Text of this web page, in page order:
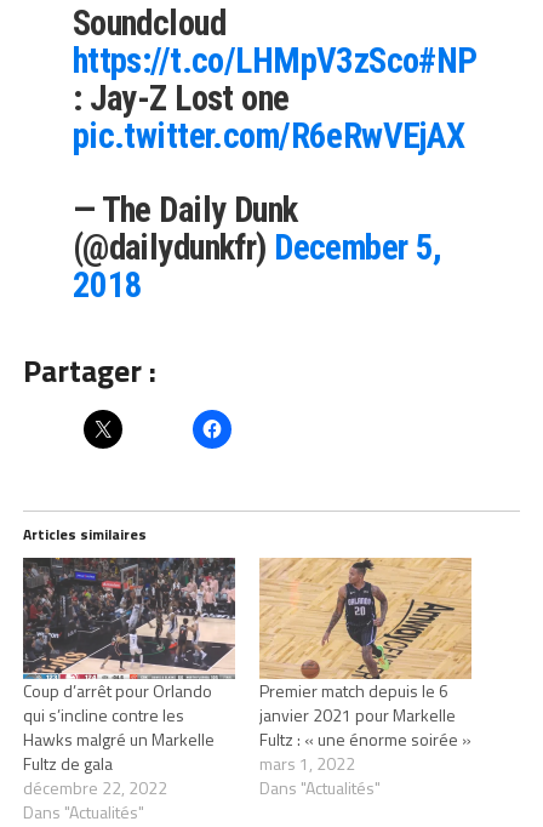
Soundcloud
https://t.co/LHMpV3zSco#NP
: Jay-Z Lost one
pic.twitter.com/R6eRwVEjAX
— The Daily Dunk
(@dailydunkfr) December 5,
2018
Partager :
Articles similaires
Coup d’arrêt pour Orlando
qui s’incline contre les
Hawks malgré un Markelle
Fultz de gala
décembre 22, 2022
Dans "Actualités"
Premier match depuis le 6
janvier 2021 pour Markelle
Fultz : « une énorme soirée »
mars 1, 2022
Dans "Actualités"